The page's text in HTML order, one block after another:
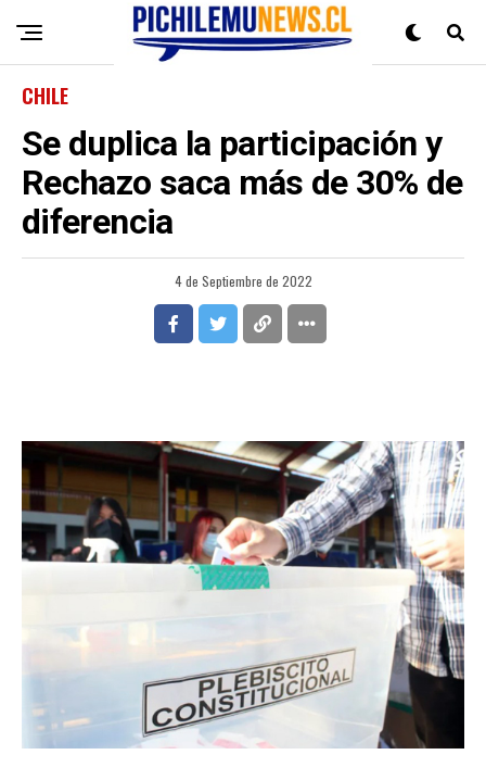
CHILE
Se duplica la participación y
Rechazo saca más de 30% de
diferencia
4 de Septiembre de 2022